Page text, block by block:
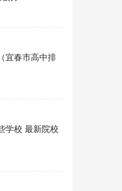
宜春市高中排
学校 最新院校